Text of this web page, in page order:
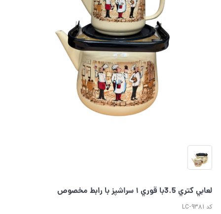
لعابي كتري 3.5با قوري ١ سراشپز با رابط مخصوص
کد LC-9381